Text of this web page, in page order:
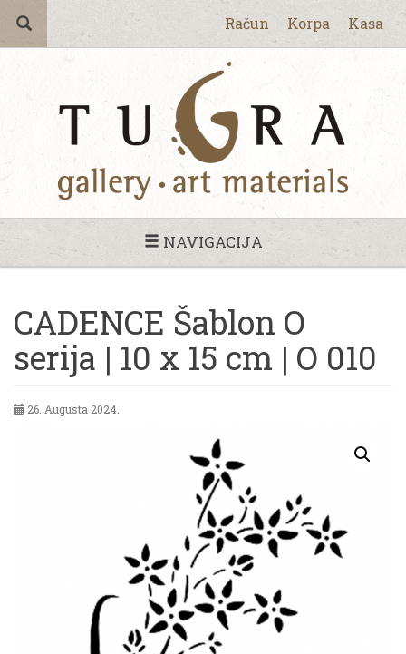
Račun Korpa Kasa
NAVIGACIJA
CADENCE Šablon O
serija | 10 x 15 cm | O 010
26. Augusta 2024.